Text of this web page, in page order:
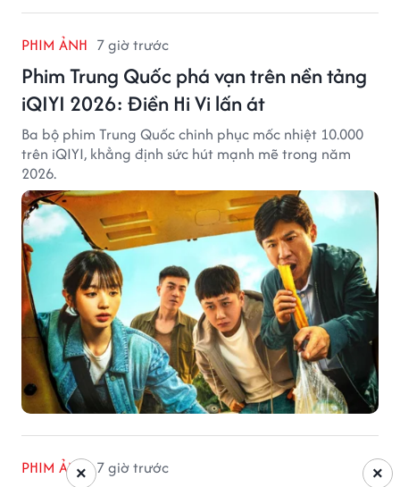
PHIM ẢNH 7 giờ trước
Phim Trung Quốc phá vạn trên nền tảng
iQIYI 2026: Điền Hi Vi lấn át
Ba bộ phim Trung Quốc chinh phục mốc nhiệt 10.000
trên iQIYI, khẳng định sức hút mạnh mẽ trong năm
2026.
PHIM ẢNH 7 giờ trước ×
×